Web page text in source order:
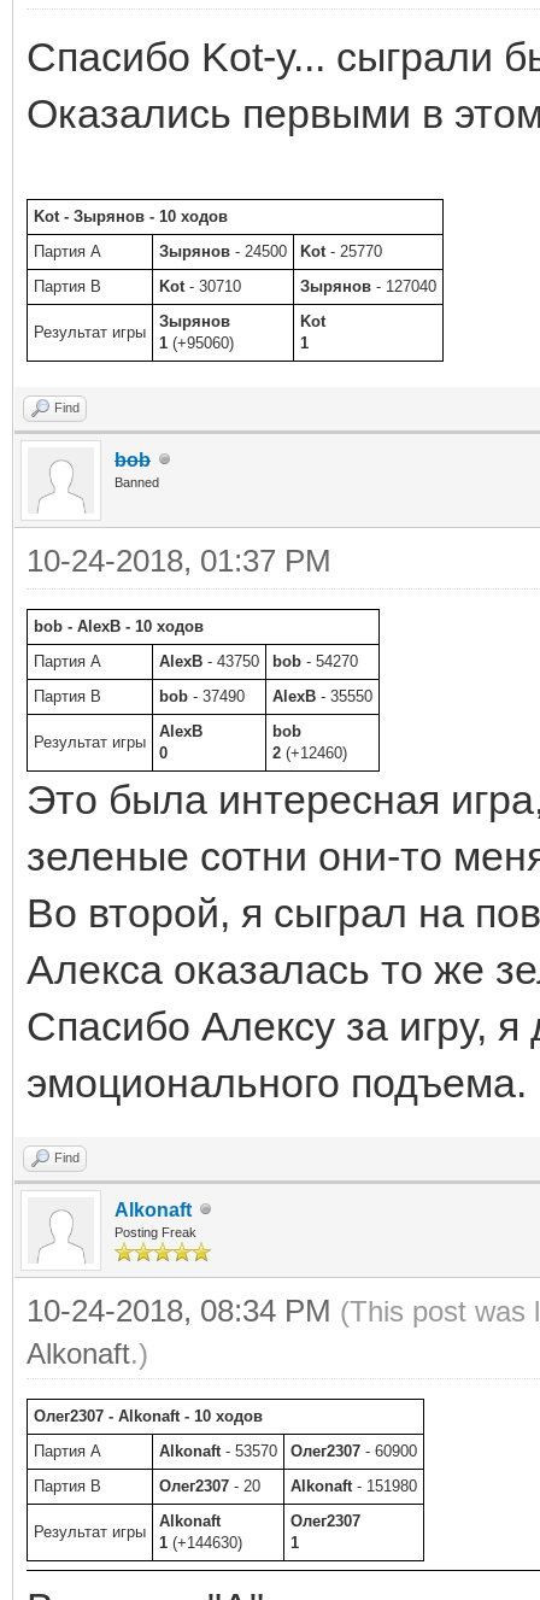
Спасибо Kot-у... сыграли
Оказались первыми в
Kot - Зырянов - 10 ходов
Партия A
Зырянов - 24500 Kot - 25770
Партия B
Kot - 30710 Зырянов - 127040
Результат игры
Зырянов
1 (+95060)
Kot
1
Find
bob
Banned
10-24-2018, 01:37 PM
bob - AlexB - 10 ходов
Партия A
AlexB - 43750 bob - 54270
Партия B
bob - 37490 AlexB - 35550
Результат игры
AlexB
0
bob
2 (+12460)
Это была интересная
зеленые сотни они-то
Во второй, я сыграл на
Алекса оказалась то же
Спасибо Алексу за игру,
эмоционального подъема.
Find
Alkonaft
Posting Freak
10-24-2018, 08:34 PM (This post was
Alkonaft.)
Олег2307 - Alkonaft - 10 ходов
Партия A
Alkonaft - 53570 Олег2307 - 60900
Партия B
Олег2307 - 20 Alkonaft - 151980
Результат игры
Alkonaft
1 (+144630)
Олег2307
1